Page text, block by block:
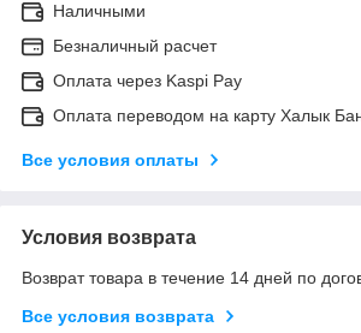
Наличными
Безналичный расчет
Оплата через Kaspi Pay
Оплата переводом на карту Халык
Все условия оплаты
Условия возврата
Возврат товара в течение 14 дней по
Все условия возврата